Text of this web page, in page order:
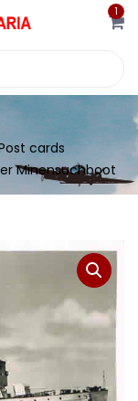
1
cards
Minensuchboot